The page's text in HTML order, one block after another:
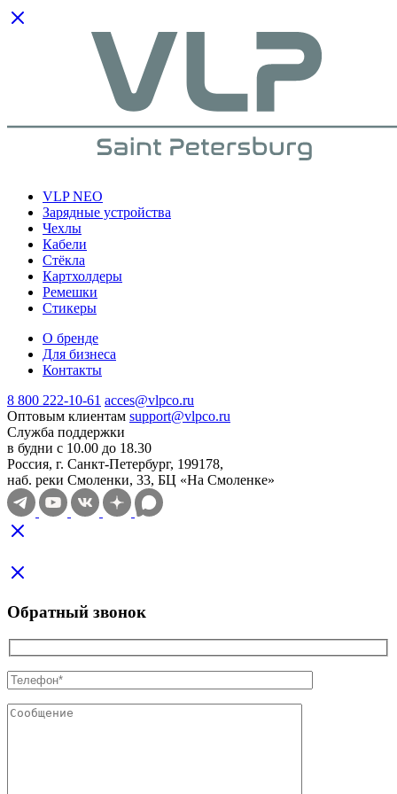
VLP NEO
Зарядные устройства
Чехлы
Кабели
Cтёкла
Картхолдеры
Ремешки
Стикеры
О бренде
Для бизнеса
Контакты
8 800 222-10-61 acces@vlpco.ru
Оптовым клиентам support@vlpco.ru
Служба поддержки
в будни с 10.00 до 18.30
Россия, г. Санкт-Петербург, 199178,
наб. реки Смоленки, 33, БЦ «На Смоленке»
Обратный звонок